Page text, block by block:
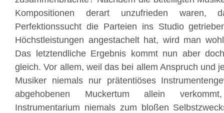
Kompositionen derart unzufrieden waren,
Perfektionssucht die Parteien ins Studio
Höchstleistungen angestachelt hat, wird man
Das letztendliche Ergebnis kommt nun aber
gleich. Vor allem, weil das bei allem Anspruch und
Musiker niemals nur prätentiöses
abgehobenen Muckertum allein
Instrumentarium niemals zum bloßen